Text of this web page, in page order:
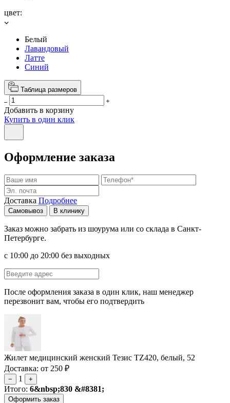
цвет:
Белый
Лавандовый
Латте
Синий
Таблица размеров
Добавить в корзину
Купить в один клик
Оформление заказа
Доставка Подробнее
Самовывоз В клинику
Заказ можно забрать из шоурума или со склада в Санкт-
Петербурге.
с 10:00 до 20:00 без выходных
После оформления заказа в один клик, наш менеджер
перезвонит вам, чтобы его подтвердить
Жилет медицинский женский Тезис TZ420, белый, 52
Доставка: от 250 ₽
− 1 +
Итого: 6&nbsp;830 &#8381;